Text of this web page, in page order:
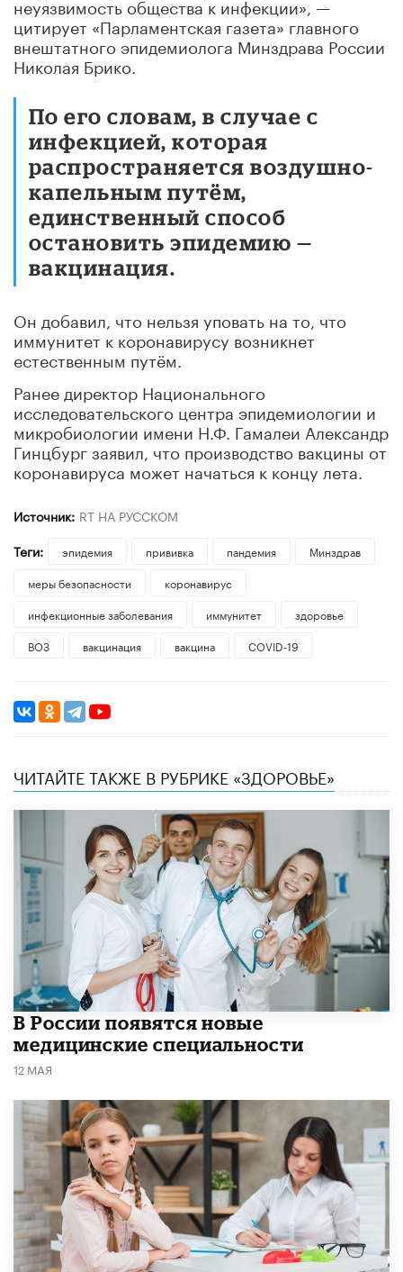
неуязвимость общества к инфекции», —
цитирует «Парламентская газета» главного
внештатного эпидемиолога Минздрава России
Николая Брико.
По его словам, в случае с
инфекцией, которая
распространяется воздушно-
капельным путём,
единственный способ
остановить эпидемию —
вакцинация.
Он добавил, что нельзя уповать на то, что
иммунитет к коронавирусу возникнет
естественным путём.
Ранее директор Национального
исследовательского центра эпидемиологии и
микробиологии имени Н.Ф. Гамалеи Александр
Гинцбург заявил, что производство вакцины от
коронавируса может начаться к концу лета.
Источник: RT НА РУССКОМ
Теги:
эпидемия прививка пандемия
Минздрав
меры безопасности
коронавирус
инфекционные заболевания
иммунитет
здоровье
ВОЗ
вакцинация вакцина COVID-19
ЧИТАЙТЕ ТАКЖЕ В РУБРИКЕ «ЗДОРОВЬЕ»
В России появятся новые
медицинские специальности
12 МАЯ